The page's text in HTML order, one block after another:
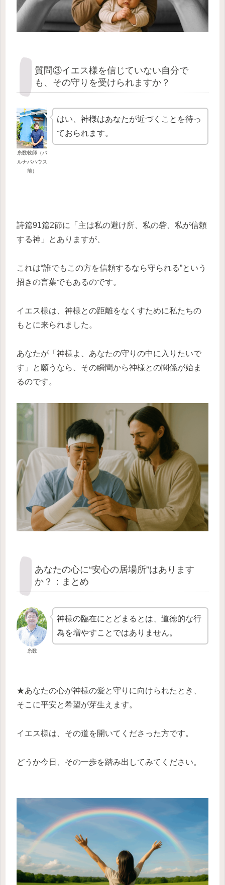
質問③イエス様を信じていない自分で
も、その守りを受けられますか？
糸数牧師（バ
ルナバハウス
前）
はい、神様はあなたが近づくことを待っ
ておられます。
詩篇91篇2節に「主は私の避け所、私の砦、私が信頼
する神」とありますが、
これは“誰でもこの方を信頼するなら守られる”という
招きの言葉でもあるのです。
イエス様は、神様との距離をなくすために私たちの
もとに来られました。
あなたが「神様よ、あなたの守りの中に入りたいで
す」と願うなら、その瞬間から神様との関係が始ま
るのです。
あなたの心に“安心の居場所”はあります
か？：まとめ
糸数
神様の臨在にとどまるとは、道徳的な行
為を増やすことではありません。
★あなたの心が神様の愛と守りに向けられたとき、
そこに平安と希望が芽生えます。
イエス様は、その道を開いてくださった方です。
どうか今日、その一歩を踏み出してみてください。